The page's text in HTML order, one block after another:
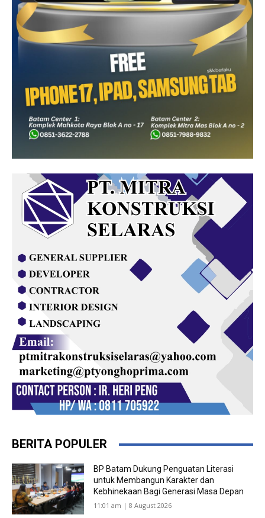
BERITA POPULER
BP Batam Dukung Penguatan Literasi
untuk Membangun Karakter dan
Kebhinekaan Bagi Generasi Masa Depan
11:01 am | 8 August 2026